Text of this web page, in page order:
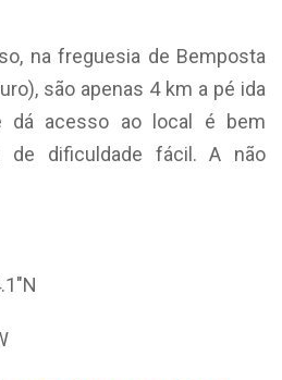
na freguesia de Bemposta
são apenas 4 km a pé ida
dá acesso ao local é bem
de dificuldade fácil. A não